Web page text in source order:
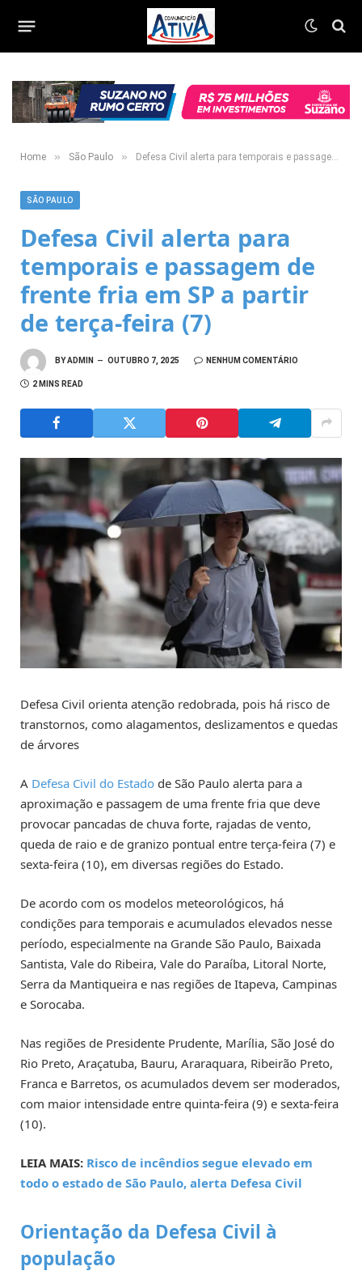
Home » São Paulo » Defesa Civil alerta para temporais e passagem de frente fria em SP a partir de terça-feira (7)
SÃO PAULO
Defesa Civil alerta para
temporais e passagem de
frente fria em SP a partir
de terça-feira (7)
BYADMIN OUTUBRO 7, 2025 NENHUM COMENTÁRIO
2 MINS READ
Defesa Civil orienta atenção redobrada, pois há risco de
transtornos, como alagamentos, deslizamentos e quedas
de árvores
A Defesa Civil do Estado de São Paulo alerta para a
aproximação e passagem de uma frente fria que deve
provocar pancadas de chuva forte, rajadas de vento,
queda de raio e de granizo pontual entre terça-feira (7) e
sexta-feira (10), em diversas regiões do Estado.
De acordo com os modelos meteorológicos, há
condições para temporais e acumulados elevados nesse
período, especialmente na Grande São Paulo, Baixada
Santista, Vale do Ribeira, Vale do Paraíba, Litoral Norte,
Serra da Mantiqueira e nas regiões de Itapeva, Campinas
e Sorocaba.
Nas regiões de Presidente Prudente, Marília, São José do
Rio Preto, Araçatuba, Bauru, Araraquara, Ribeirão Preto,
Franca e Barretos, os acumulados devem ser moderados,
com maior intensidade entre quinta-feira (9) e sexta-feira
(10).
LEIA MAIS: Risco de incêndios segue elevado em
todo o estado de São Paulo, alerta Defesa Civil
Orientação da Defesa Civil à
população